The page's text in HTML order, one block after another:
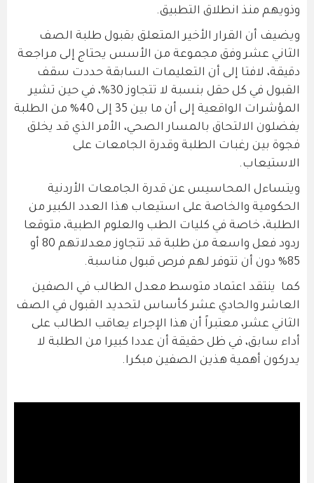
وذويهم منذ انطلاق التطبيق.
ويضيف أن القرار الأخير المتعلق بقبول طلبة الصف
الثاني عشر وفق مجموعة من الأسس يحتاج إلى مراجعة
دقيقة، لافتا إلى أن التعليمات السابقة حددت سقف
القبول في كل حقل بنسبة لا تتجاوز 30%، في حين تشير
المؤشرات الواقعية إلى أن ما بين 35 إلى 40% من الطلبة
يفضلون الالتحاق بالمسار الصحي، الأمر الذي قد يخلق
فجوة بين رغبات الطلبة وقدرة الجامعات على
الاستيعاب.
ويتساءل المحاسيس عن قدرة الجامعات الأردنية
الحكومية والخاصة على استيعاب هذا العدد الكبير من
الطلبة، خاصة في كليات الطب والعلوم الطبية، متوقعا
ردود فعل واسعة من طلبة قد تتجاوز معدلاتهم 80 أو
85% دون أن تتوفر لهم فرص قبول مناسبة.
كما ينتقد اعتماد متوسط معدل الطالب في الصفين
العاشر والحادي عشر كأساس لتحديد القبول في الصف
الثاني عشر، معتبراً أن هذا الإجراء يعاقب الطالب على
أداء سابق، في ظل حقيقة أن عددا كبيرا من الطلبة لا
يدركون أهمية هذين الصفين مبكرا.